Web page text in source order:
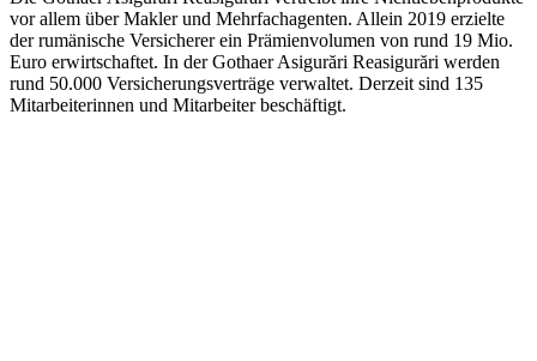
vor allem über Makler und Mehrfachagenten. Allein 2019 erzielte
der rumänische Versicherer ein Prämienvolumen von rund 19 Mio.
Euro erwirtschaftet. In der Gothaer Asigurări Reasigurări werden
rund 50.000 Versicherungsverträge verwaltet. Derzeit sind 135
Mitarbeiterinnen und Mitarbeiter beschäftigt.